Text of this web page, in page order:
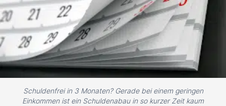
Schuldenfrei in 3 Monaten? Gerade bei einem geringen
Einkommen ist ein Schuldenabau in so kurzer Zeit kaum